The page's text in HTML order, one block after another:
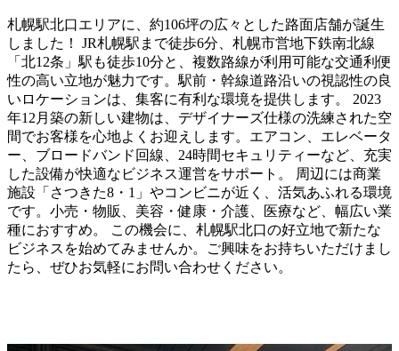
札幌駅北口エリアに、約106坪の広々とした路面店舗が誕生
しました！ JR札幌駅まで徒歩6分、札幌市営地下鉄南北線
「北12条」駅も徒歩10分と、複数路線が利用可能な交通利便
性の高い立地が魅力です。駅前・幹線道路沿いの視認性の良
いロケーションは、集客に有利な環境を提供します。 2023
年12月築の新しい建物は、デザイナーズ仕様の洗練された空
間でお客様を心地よくお迎えします。エアコン、エレベータ
ー、ブロードバンド回線、24時間セキュリティーなど、充実
した設備が快適なビジネス運営をサポート。 周辺には商業
施設「さつきた8・1」やコンビニが近く、活気あふれる環境
です。小売・物販、美容・健康・介護、医療など、幅広い業
種におすすめ。 この機会に、札幌駅北口の好立地で新たな
ビジネスを始めてみませんか。ご興味をお持ちいただけまし
たら、ぜひお気軽にお問い合わせください。